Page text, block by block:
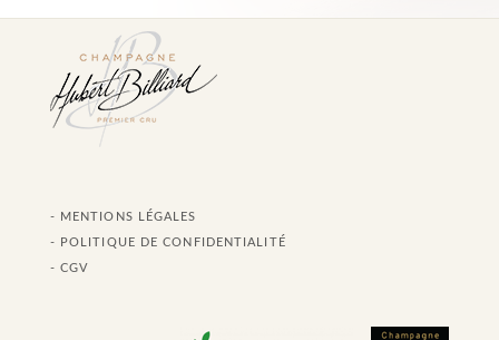
- MENTIONS LÉGALES
- POLITIQUE DE CONFIDENTIALITÉ
- CGV